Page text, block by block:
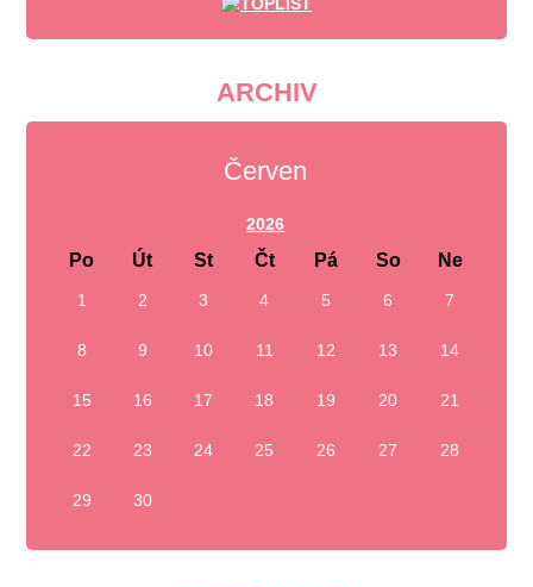
ARCHIV
Červen
2026
Po Út St Čt Pá So Ne
1 2 3 4 5 6 7
8 9 10 11 12 13 14
15 16 17 18 19 20 21
22 23 24 25 26 27 28
29 30